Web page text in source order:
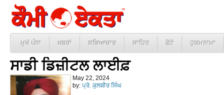
ਮੁਖੱ ਪੰਨਾ ਖ਼ਬਰਾਂ ਸਭਿਆਚਾਰ ਸਾਹਿਤ ਫੋਟੋ ਹੁਕਮਨਾਮਾ
ਸਾਡੀ ਡਿਜ਼ੀਟਲ ਲਾਈਫ਼
May 22, 2024
by: ਪ੍ਰੋ. ਕੁਲਬੀਰ ਸਿੰਘ